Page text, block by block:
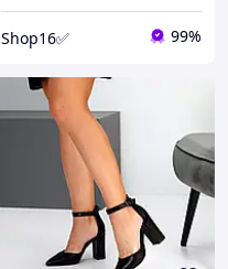
Shop16✅ 99%